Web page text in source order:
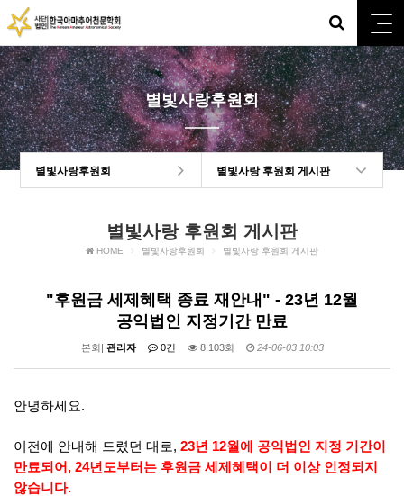
별빛사랑후원회
별빛사랑후원회 별빛사랑 후원회 게시판
별빛사랑 후원회 게시판
HOME 별빛사랑후원회 별빛사랑 후원회 게시판
"후원금 세제혜택 종료 재안내" - 23년 12월
공익법인 지정기간 만료
본회| 관리자 0건 8,103회 24-06-03 10:03
안녕하세요.
이전에 안내해 드렸던 대로, 23년 12월에 공익법인 지정 기간이
만료되어, 24년도부터는 후원금 세제혜택이 더 이상 인정되지
않습니다.